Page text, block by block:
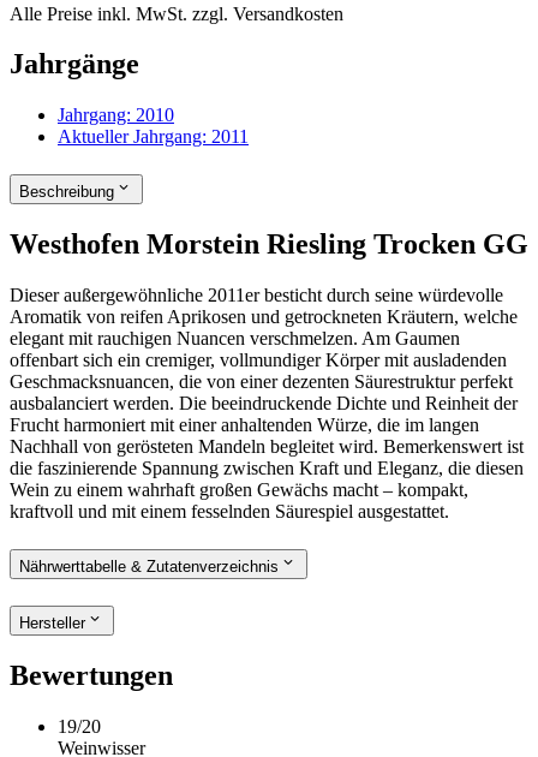
Alle Preise inkl. MwSt. zzgl. Versandkosten
Jahrgänge
Jahrgang: 2010
Aktueller Jahrgang: 2011
Beschreibung
Westhofen Morstein Riesling Trocken GG
Dieser außergewöhnliche 2011er besticht durch seine würdevolle
Aromatik von reifen Aprikosen und getrockneten Kräutern, welche
elegant mit rauchigen Nuancen verschmelzen. Am Gaumen
offenbart sich ein cremiger, vollmundiger Körper mit ausladenden
Geschmacksnuancen, die von einer dezenten Säurestruktur perfekt
ausbalanciert werden. Die beeindruckende Dichte und Reinheit der
Frucht harmoniert mit einer anhaltenden Würze, die im langen
Nachhall von gerösteten Mandeln begleitet wird. Bemerkenswert ist
die faszinierende Spannung zwischen Kraft und Eleganz, die diesen
Wein zu einem wahrhaft großen Gewächs macht – kompakt,
kraftvoll und mit einem fesselnden Säurespiel ausgestattet.
Nährwerttabelle & Zutatenverzeichnis
Hersteller
Bewertungen
19/20
Weinwisser